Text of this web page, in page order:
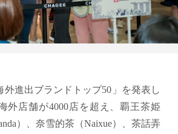
進出ブランドトップ50」を発表し
外店舗が4000店を超え、覇王茶姫
）、奈雪的茶（Naixue）、茶話弄